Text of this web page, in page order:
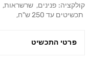
קולקציה: פנינים, שרשראות,
תכשיטים עד 250 ש"ח
,
פרטי התכשיט